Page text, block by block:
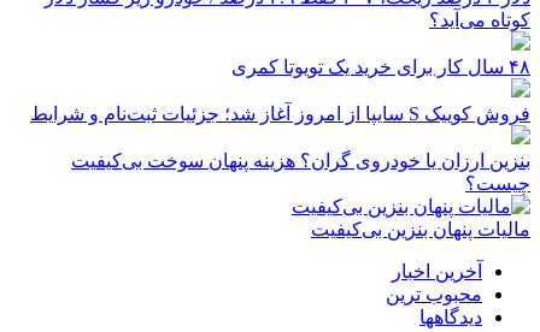
کوتاه می‌آید؟
۴۸ سال کار برای خرید یک تویوتا کمری
فروش کوییک S سایپا از امروز آغاز شد؛ جزئیات ثبت‌نام و شرایط
بنزین ارزان یا خودروی گران؟ هزینه پنهان سوخت بی‌کیفیت
چیست؟
مالیات پنهان بنزین بی‌کیفیت
آخرین اخبار
محبوب ترین
دیدگاهها